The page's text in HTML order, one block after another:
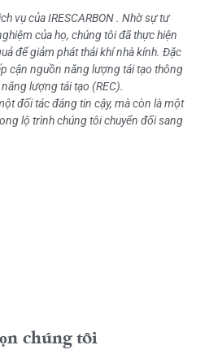
vụ của IRESCARBON . Nhờ sự tư
của họ, chúng tôi đã thực hiện
để giảm phát thải khí nhà kính. Đặc
cận nguồn năng lượng tái tạo thông
lượng tái tạo (REC).
đối tác đáng tin cậy, mà còn là một
lộ trình chúng tôi chuyển đổi sang
chúng tôi